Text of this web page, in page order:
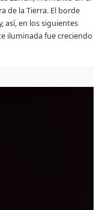
de la Tierra. El borde
así, en los siguientes
iluminada fue creciendo